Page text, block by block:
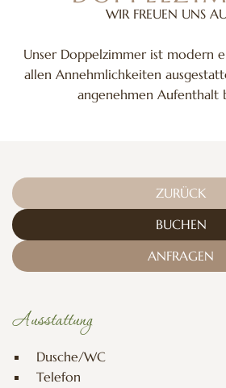
WIR FREUEN UNS
Unser Doppelzimmer ist modern
allen Annehmlichkeiten
angenehmen Aufenthalt
ZURÜCK
BUCHEN
ANFRAGEN
Ausstattung
Dusche/WC
Telefon